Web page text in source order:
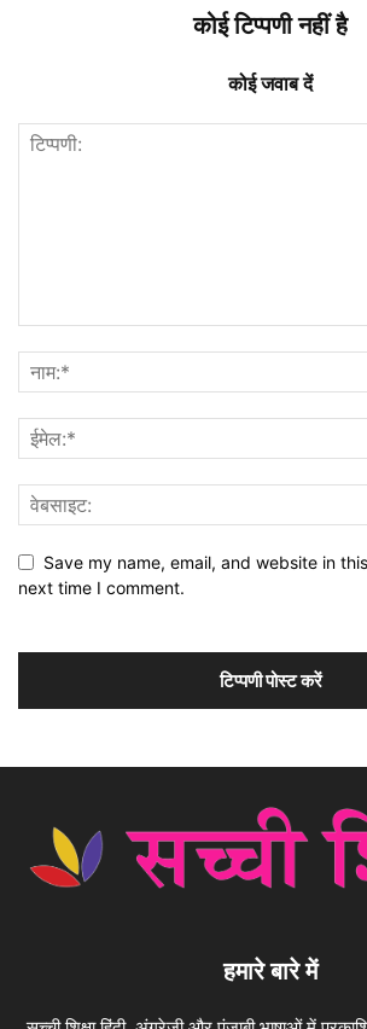
कोई टिप्पणी नहीं है
कोई जवाब दें
Save my name, email, and website in
next time I comment.
हमारे बारे में